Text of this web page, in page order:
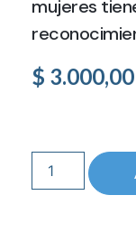
mujeres
$ 3.000,00